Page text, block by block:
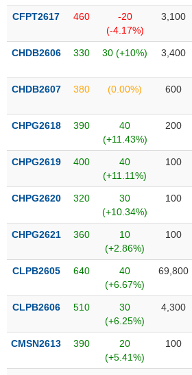
CFPT2617 460
-20
(-4.17%)
3,100
CHDB2606 330 30 (+10%) 3,400
CHDB2607 380 (0.00%) 600
CHPG2618 390
40
(+11.43%)
200
CHPG2619 400
40
(+11.11%)
100
CHPG2620 320
30
(+10.34%)
100
CHPG2621 360
10
(+2.86%)
100
CLPB2605 640
40
(+6.67%)
69,800
CLPB2606 510
30
(+6.25%)
4,300
CMSN2613 390
20
(+5.41%)
100
tác
Báo
cáo
tích
(-)
Thuật
(-)
Dịch
vụ
Đào
tạo